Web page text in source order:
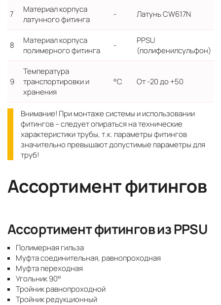
7
Материал корпуса
латунного фитинга
- Латунь CW617N
8
Материал корпуса
полимерного фитинга
-
PPSU
(полифенилсульфон)
9
Температура
транспортировки и
хранения
°С От -20 до +50
Внимание! При монтаже системы и использовании
фитингов – следует опираться на технические
характеристики трубы, т.к. параметры фитингов
значительно превышают допустимые параметры для
труб!
Ассортимент фитингов
Ассортимент фитингов из PPSU
Полимерная гильза
Муфта соединительная, равнопроходная
Муфта переходная
Угольник 90°
Тройник равнопроходной
Тройник редукционный